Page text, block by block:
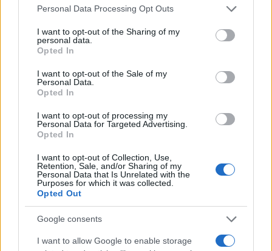
Please note that this website/app uses one or more Google
not limited to your visit or usage behaviour. You may click to
grant or deny consent to Google and its third-party tags to
use your data for below specified purposes in below Google
consent section.
Personal Data Processing Opt Outs
I want to opt-out of the Sharing of my
personal data.
Opted In
I want to opt-out of the Sale of my
Personal Data.
Opted In
I want to opt-out of processing my
Personal Data for Targeted Advertising.
Opted In
I want to opt-out of Collection, Use,
Retention, Sale, and/or Sharing of my
Personal Data that Is Unrelated with the
Purposes for which it was collected.
Opted Out
Google consents
I want to allow Google to enable storage